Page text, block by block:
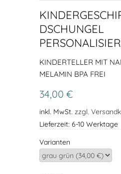
DSCHUNGEL
KINDERTELLER MIT
MELAMIN BPA FREI
34,00 €
inkl. MwSt. zzgl.
Lieferzeit: 6-10 Werktage
Varianten